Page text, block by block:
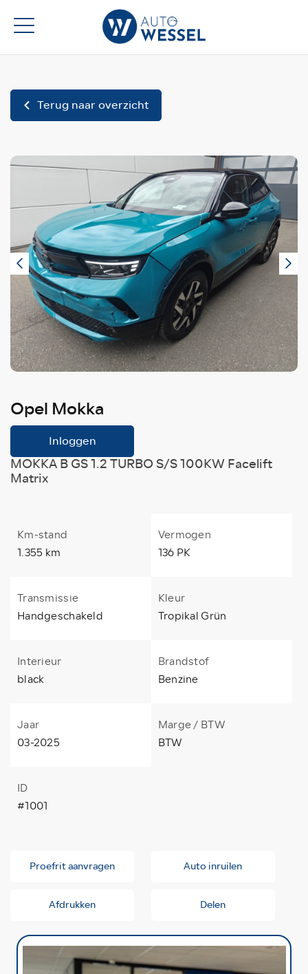
Terug naar overzicht
Opel Mokka
Inloggen
MOKKA B GS 1.2 TURBO S/S 100KW Facelift
Matrix
Km-stand
1.355 km
Vermogen
136 PK
Transmissie
Handgeschakeld
Kleur
Tropikal Grün
Interieur
black
Brandstof
Benzine
Jaar
03-2025
Marge / BTW
BTW
ID
#1001
Proefrit aanvragen Auto inruilen
Afdrukken Delen